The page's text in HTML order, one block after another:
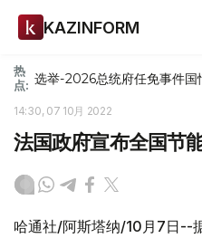
KAZINFORM
热
点: 选举-2026总统府任免事件国
14:30, 07 10月 2022
法国政府宣布全国节
哈通社/阿斯塔纳/10月7日--